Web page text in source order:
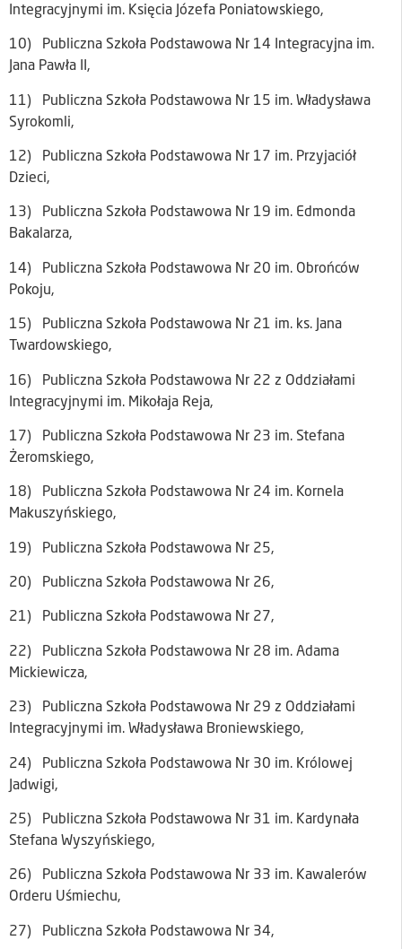
Integracyjnymi im. Księcia Józefa Poniatowskiego,
10) Publiczna Szkoła Podstawowa Nr 14 Integracyjna im.
Jana Pawła II,
11) Publiczna Szkoła Podstawowa Nr 15 im. Władysława
Syrokomli,
12) Publiczna Szkoła Podstawowa Nr 17 im. Przyjaciół
Dzieci,
13) Publiczna Szkoła Podstawowa Nr 19 im. Edmonda
Bakalarza,
14) Publiczna Szkoła Podstawowa Nr 20 im. Obrońców
Pokoju,
15) Publiczna Szkoła Podstawowa Nr 21 im. ks. Jana
Twardowskiego,
16) Publiczna Szkoła Podstawowa Nr 22 z Oddziałami
Integracyjnymi im. Mikołaja Reja,
17) Publiczna Szkoła Podstawowa Nr 23 im. Stefana
Żeromskiego,
18) Publiczna Szkoła Podstawowa Nr 24 im. Kornela
Makuszyńskiego,
19) Publiczna Szkoła Podstawowa Nr 25,
20) Publiczna Szkoła Podstawowa Nr 26,
21) Publiczna Szkoła Podstawowa Nr 27,
22) Publiczna Szkoła Podstawowa Nr 28 im. Adama
Mickiewicza,
23) Publiczna Szkoła Podstawowa Nr 29 z Oddziałami
Integracyjnymi im. Władysława Broniewskiego,
24) Publiczna Szkoła Podstawowa Nr 30 im. Królowej
Jadwigi,
25) Publiczna Szkoła Podstawowa Nr 31 im. Kardynała
Stefana Wyszyńskiego,
26) Publiczna Szkoła Podstawowa Nr 33 im. Kawalerów
Orderu Uśmiechu,
27) Publiczna Szkoła Podstawowa Nr 34,